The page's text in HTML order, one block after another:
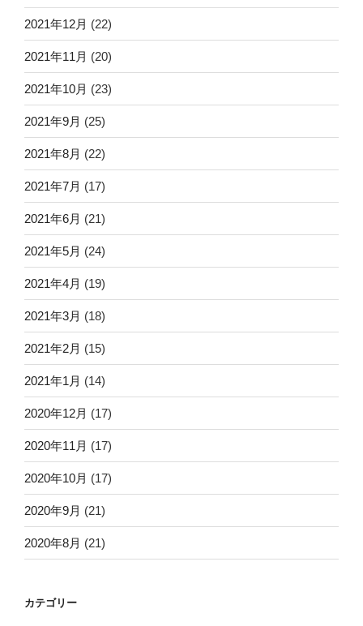
2021年12月 (22)
2021年11月 (20)
2021年10月 (23)
2021年9月 (25)
2021年8月 (22)
2021年7月 (17)
2021年6月 (21)
2021年5月 (24)
2021年4月 (19)
2021年3月 (18)
2021年2月 (15)
2021年1月 (14)
2020年12月 (17)
2020年11月 (17)
2020年10月 (17)
2020年9月 (21)
2020年8月 (21)
カテゴリー